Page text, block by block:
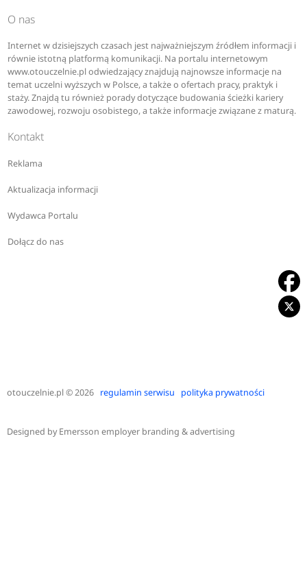
O nas
Internet w dzisiejszych czasach jest najważniejszym źródłem informacji i
równie istotną platformą komunikacji. Na portalu internetowym
www.otouczelnie.pl odwiedzający znajdują najnowsze informacje na
temat uczelni wyższych w Polsce, a także o ofertach pracy, praktyk i
staży. Znajdą tu również porady dotyczące budowania ścieżki kariery
zawodowej, rozwoju osobistego, a także informacje związane z maturą.
Kontakt
Reklama
Aktualizacja informacji
Wydawca Portalu
Dołącz do nas
otouczelnie.pl© 2026 regulamin serwisu polityka prywatności
Designed byEmersson employer branding & advertising